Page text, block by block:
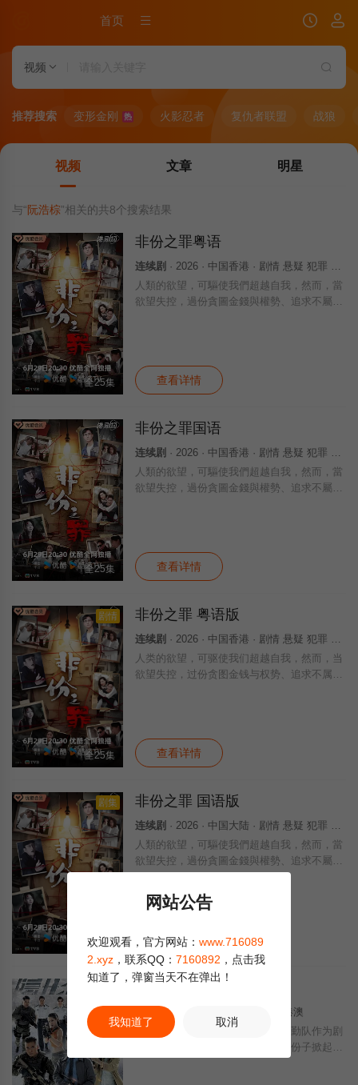
首页
视频
推荐搜索 变形金刚 热 火影忍者 复仇者联盟 战狼
视频 文章 明星
与“阮浩棕”相关的共8个搜索结果
全25集
非份之罪粤语
连续剧 · 2026 · 中国香港 · 剧情 悬疑 犯罪 香港
人類的欲望，可驅使我們超越自我，然而，當
欲望失控，過份貪圖金錢與權勢、追求不屬於
括
查看详情
全25集
非份之罪国语
连续剧 · 2026 · 中国香港 · 剧情 悬疑 犯罪 香港
人類的欲望，可驅使我們超越自我，然而，當
欲望失控，過份貪圖金錢與權勢、追求不屬於
括
查看详情
剧情
全25集
非份之罪 粤语版
连续剧 · 2026 · 中国香港 · 剧情 悬疑 犯罪 香港
人类的欲望，可驱使我们超越自我，然而，当
欲望失控，过份贪图金钱与权势、追求不属于
括
查看详情
剧集
全25集
非份之罪 国语版
连续剧 · 2026 · 中国大陆 · 剧情 悬疑 犯罪 国产
人類的欲望，可驅使我們超越自我，然而，當
欲望失控，過份貪圖金錢與權勢、追求不屬於
自己的愛，非份之想被無限放大，一不經意，
便陷入道德矛盾的深淵，犯下種種「非份之
罪」……新界東重案組接連調查幾宗案件，包
查看详情
隐形战队（国语版）
连续剧· 2023 · 中国香港 · 香港 港澳
剧集以隐形任务战略部队及反恐特勤队作为剧
集主题，讲述一众反恐精英与不法份子掀起连
网站公告
欢迎观看，官方网站： www.716089
2.xyz ，联系QQ： 7160892 ，点击我
知道了，弹窗当天不在弹出！
我知道了 取消